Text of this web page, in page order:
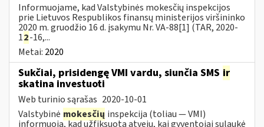
Informuojame, kad Valstybinės mokesčių inspekcijos
prie Lietuvos Respublikos finansų ministerijos viršininko
2020 m. gruodžio 16 d. įsakymu Nr. VA-88[1] (TAR, 2020-
12-16,...
Metai: 2020
Sukčiai, prisidengę VMI vardu, siunčia SMS ir
skatina investuoti
Web turinio sąrašas 2020-10-01
Valstybinė mokesčių inspekcija (toliau — VMI)
informuoja, kad užfiksuota atvejų, kai gyventojai sulaukė